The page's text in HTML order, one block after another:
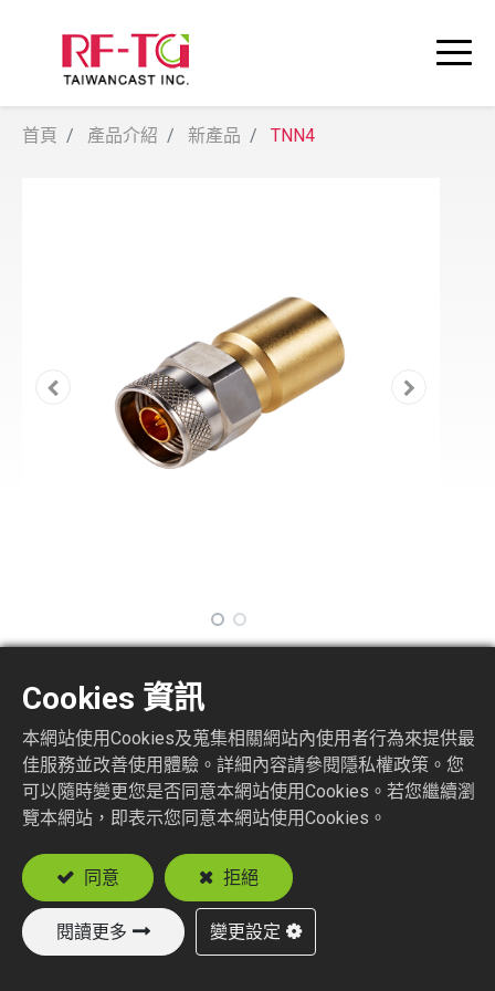
首頁 產品介紹 新產品 TNN4
TNN4
Terminator N Plug
加入詢價車
新產品
Cookies 資訊
本網站使用Cookies及蒐集相關網站內使用者行為來提供最
佳服務並改善使用體驗。詳細內容請參閱隱私權政策。您
可以隨時變更您是否同意本網站使用Cookies。若您繼續瀏
覽本網站，即表示您同意本網站使用Cookies。
同意 拒絕
閱讀更多 變更設定